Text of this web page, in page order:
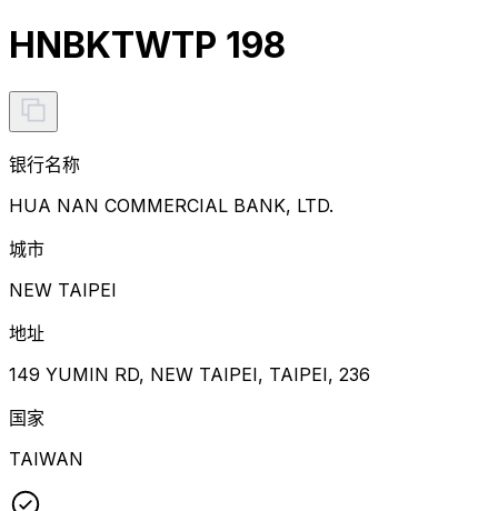
HNBKTWTP 198
银行名称
HUA NAN COMMERCIAL BANK, LTD.
城市
NEW TAIPEI
地址
149 YUMIN RD, NEW TAIPEI, TAIPEI, 236
国家
TAIWAN